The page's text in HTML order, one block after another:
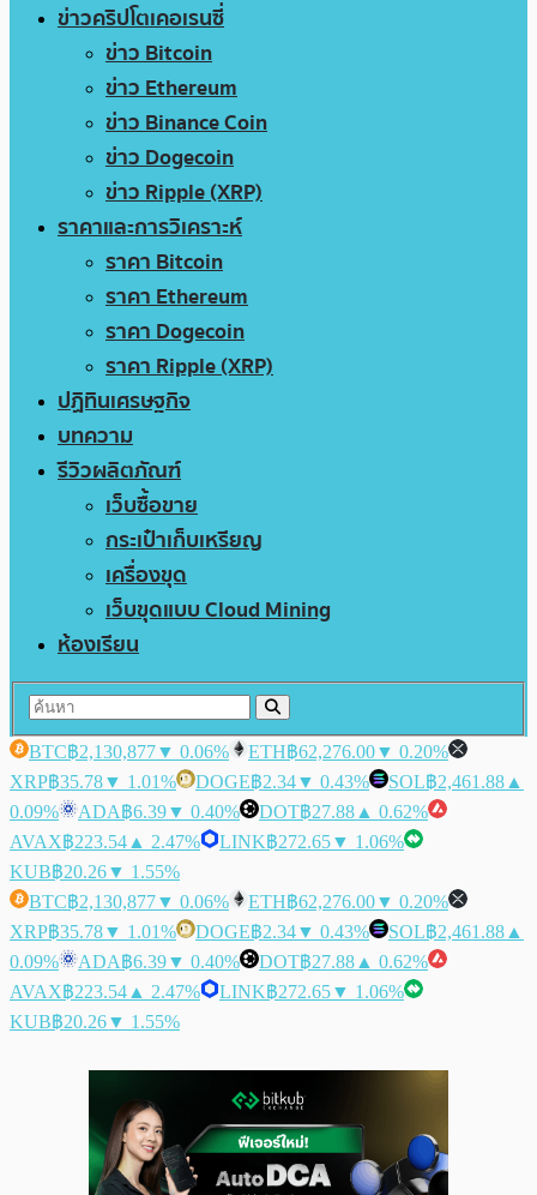
ข่าวคริปโตเคอเรนซี่
ข่าว Bitcoin
ข่าว Ethereum
ข่าว Binance Coin
ข่าว Dogecoin
ข่าว Ripple (XRP)
ราคาและการวิเคราะห์
ราคา Bitcoin
ราคา Ethereum
ราคา Dogecoin
ราคา Ripple (XRP)
ปฏิทินเศรษฐกิจ
บทความ
รีวิวผลิตภัณฑ์
เว็บซื้อขาย
กระเป๋าเก็บเหรียญ
เครื่องขุด
เว็บขุดแบบ Cloud Mining
ห้องเรียน
BTC฿2,130,877▼ 0.06% ETH฿62,276.00▼ 0.20%
XRP฿35.78▼ 1.01% DOGE฿2.34▼ 0.43% SOL฿2,461.88 ▲
0.09%
ADA฿6.39▼ 0.40% DOT฿27.88 ▲ 0.62%
AVAX฿223.54 ▲ 2.47% LINK฿272.65▼ 1.06%
KUB฿20.26▼ 1.55%
BTC฿2,130,877▼ 0.06% ETH฿62,276.00▼ 0.20%
XRP฿35.78▼ 1.01% DOGE฿2.34▼ 0.43% SOL฿2,461.88 ▲
0.09%
ADA฿6.39▼ 0.40% DOT฿27.88 ▲ 0.62%
AVAX฿223.54 ▲ 2.47% LINK฿272.65▼ 1.06%
KUB฿20.26▼ 1.55%